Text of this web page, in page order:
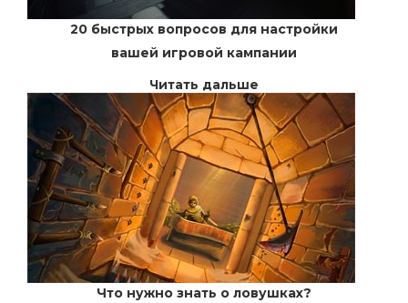
20 быстрых вопросов для настройки
вашей игровой кампании
Читать дальше
Что нужно знать о ловушках?